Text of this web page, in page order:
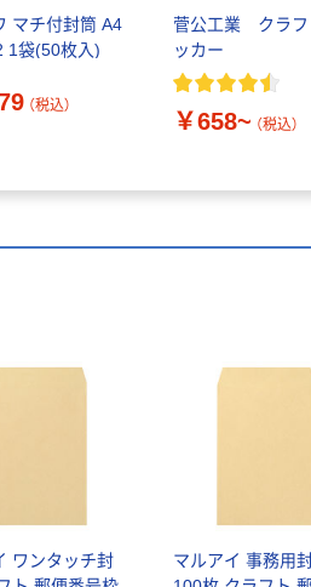
マチ付封筒 A4
1袋(50枚入)
（税込）
菅公工業 クラフ
ッカー
￥658~ （税込）
ワンタッチ封
マルアイ 事務用